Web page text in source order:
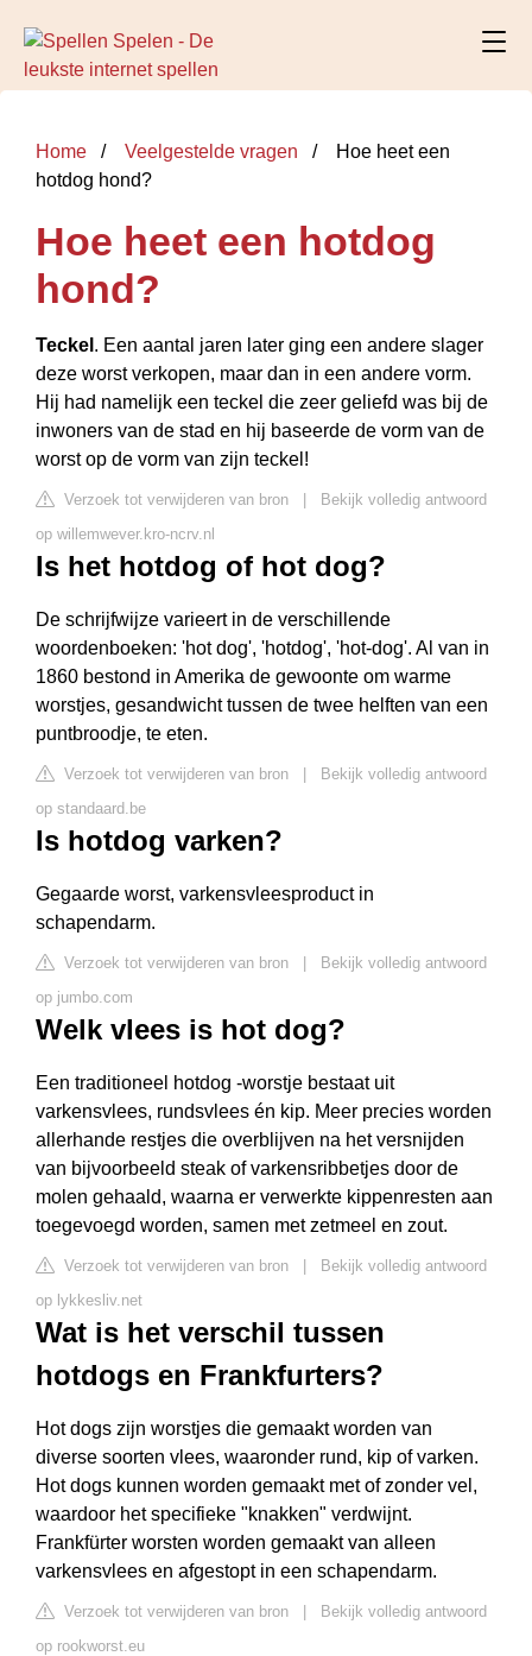
Home Veelgestelde vragen
Hoe heet een
hotdog hond?
Hoe heet een hotdog
hond?
Teckel . Een aantal jaren later ging een andere slager
deze worst verkopen, maar dan in een andere vorm.
Hij had namelijk een teckel die zeer geliefd was bij de
inwoners van de stad en hij baseerde de vorm van de
worst op de vorm van zijn teckel!
Verzoek tot verwijderen van bron
Bekijk volledig antwoord
op willemwever.kro-ncrv.nl
Is het hotdog of hot dog?
De schrijfwijze varieert in de verschillende
woordenboeken: 'hot dog', 'hotdog', 'hot-dog'. Al van in
1860 bestond in Amerika de gewoonte om warme
worstjes, gesandwicht tussen de twee helften van een
puntbroodje, te eten.
Verzoek tot verwijderen van bron
Bekijk volledig antwoord
op standaard.be
Is hotdog varken?
Gegaarde worst, varkensvleesproduct in
schapendarm.
Verzoek tot verwijderen van bron
Bekijk volledig antwoord
op jumbo.com
Welk vlees is hot dog?
Een traditioneel hotdog -worstje bestaat uit
varkensvlees, rundsvlees én kip. Meer precies worden
allerhande restjes die overblijven na het versnijden
van bijvoorbeeld steak of varkensribbetjes door de
molen gehaald, waarna er verwerkte kippenresten aan
toegevoegd worden, samen met zetmeel en zout.
Verzoek tot verwijderen van bron
Bekijk volledig antwoord
op lykkesliv.net
Wat is het verschil tussen
hotdogs en Frankfurters?
Hot dogs zijn worstjes die gemaakt worden van
diverse soorten vlees, waaronder rund, kip of varken.
Hot dogs kunnen worden gemaakt met of zonder vel,
waardoor het specifieke "knakken" verdwijnt.
Frankfürter worsten worden gemaakt van alleen
varkensvlees en afgestopt in een schapendarm.
Verzoek tot verwijderen van bron
Bekijk volledig antwoord
op rookworst.eu